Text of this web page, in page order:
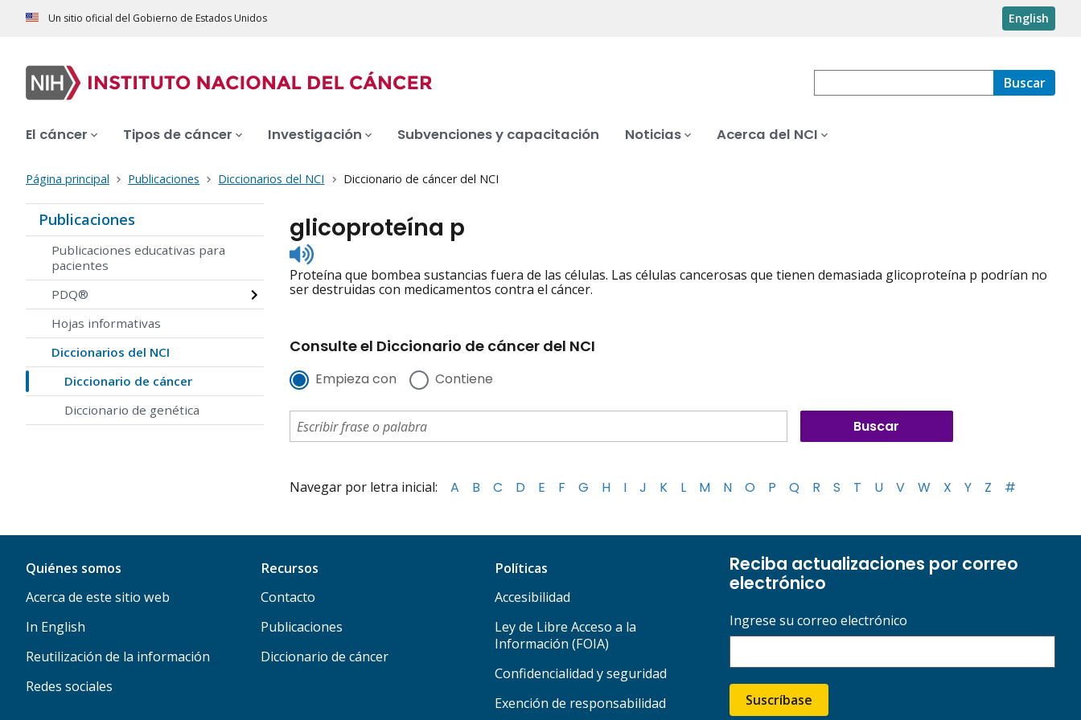
Un sitio oficial del Gobierno de Estados Unidos English
Buscar
El cáncer Tipos de cáncer Investigación Subvenciones y capacitación Noticias Acerca del NCI
Página principal Publicaciones Diccionarios del NCI Diccionario de cáncer del NCI
Publicaciones
Publicaciones educativas para
pacientes
PDQ®
Hojas informativas
Diccionarios del NCI
Diccionario de cáncer
Diccionario de genética
glicoproteína p
Listen
to
pronunciation
Proteína que bombea sustancias fuera de las células. Las células cancerosas que tienen demasiada glicoproteína p podrían no
ser destruidas con medicamentos contra el cáncer.
Consulte el Diccionario de cáncer del NCI
Empieza con Contiene
Navegar por letra inicial: A B C D E F G H I J K L M N O P Q R S T U V W X Y Z #
Quiénes somos
Acerca de este sitio web
In English
Reutilización de la información
Redes sociales
Recursos
Contacto
Publicaciones
Diccionario de cáncer
Políticas
Accesibilidad
Ley de Libre Acceso a la
Información (FOIA)
Confidencialidad y seguridad
Exención de responsabilidad
Reciba actualizaciones por correo
electrónico
Ingrese su correo electrónico
Suscríbase